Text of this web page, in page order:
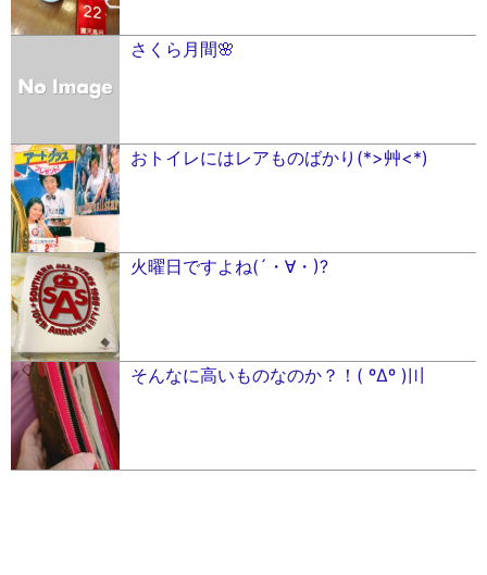
さくら月間🌸
おトイレにはレアものばかり(*>艸<*)
火曜日ですよね(´・∀・)?
そんなに高いものなのか？！( ºΔº )〣